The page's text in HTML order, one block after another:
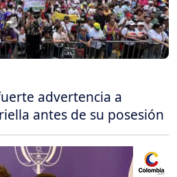
advertencia a
antes de su posesión